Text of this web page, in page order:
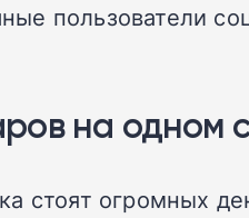
пользователи
на одном
стоят огромных